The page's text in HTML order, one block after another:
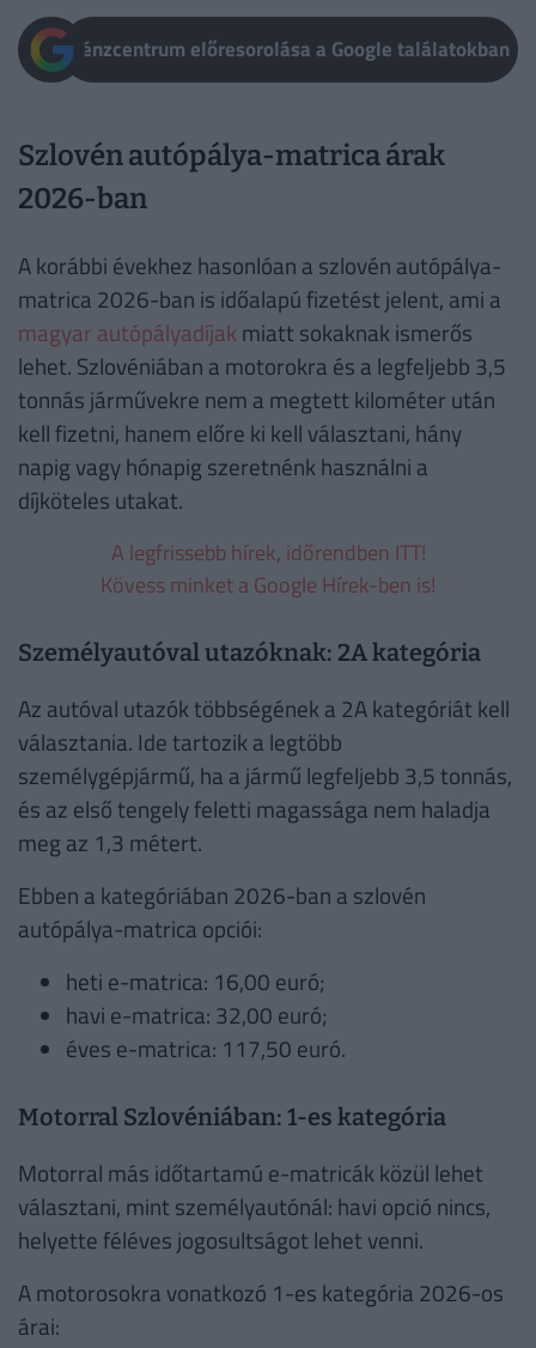
Pénzcentrum előresorolása a Google találatokban
Szlovén autópálya-matrica árak
2026-ban
A korábbi évekhez hasonlóan a szlovén autópálya-
matrica 2026-ban is időalapú fizetést jelent, ami a
magyar autópályadíjak miatt sokaknak ismerős
lehet. Szlovéniában a motorokra és a legfeljebb 3,5
tonnás járművekre nem a megtett kilométer után
kell fizetni, hanem előre ki kell választani, hány
napig vagy hónapig szeretnénk használni a
díjköteles utakat.
A legfrissebb hírek, időrendben ITT!
Kövess minket a Google Hírek-ben is!
Személyautóval utazóknak: 2A kategória
Az autóval utazók többségének a 2A kategóriát kell
választania. Ide tartozik a legtöbb
személygépjármű, ha a jármű legfeljebb 3,5 tonnás,
és az első tengely feletti magassága nem haladja
meg az 1,3 métert.
Ebben a kategóriában 2026-ban a szlovén
autópálya-matrica opciói:
heti e-matrica: 16,00 euró;
havi e-matrica: 32,00 euró;
éves e-matrica: 117,50 euró.
Motorral Szlovéniában: 1-es kategória
Motorral más időtartamú e-matricák közül lehet
választani, mint személyautónál: havi opció nincs,
helyette féléves jogosultságot lehet venni.
A motorosokra vonatkozó 1-es kategória 2026-os
árai: